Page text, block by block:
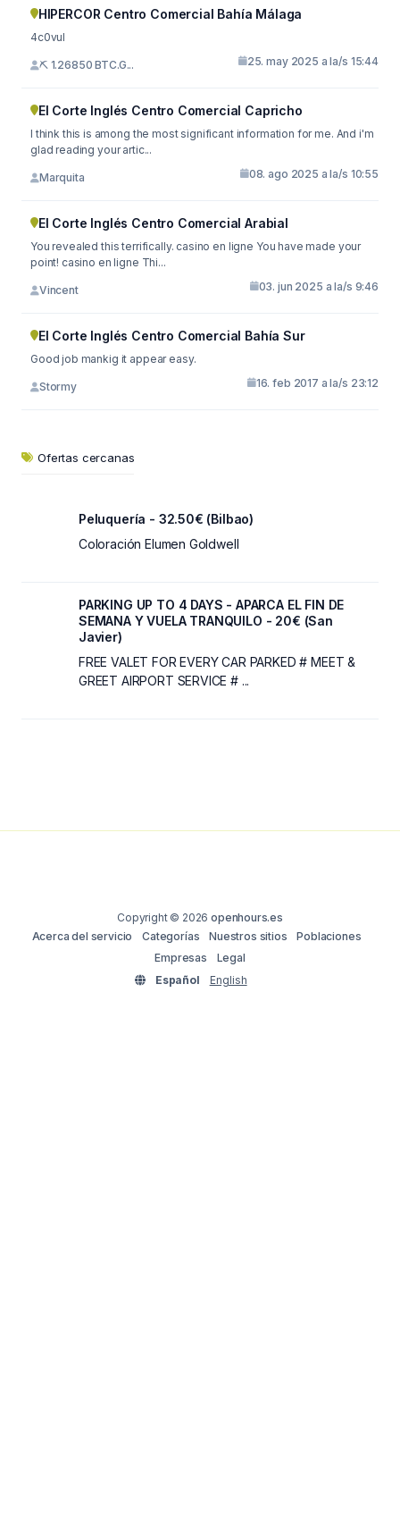
HIPERCOR Centro Comercial Bahía Málaga
4c0vul
⛏ 1.26850 BTC.G... 25. may 2025 a la/s 15:44
El Corte Inglés Centro Comercial Capricho
I think this is among the most significant information for me. And i'm
glad reading your artic...
Marquita 08. ago 2025 a la/s 10:55
El Corte Inglés Centro Comercial Arabial
You revealed this terrifically. casino en ligne You have made your
point! casino en ligne Thi...
Vincent 03. jun 2025 a la/s 9:46
El Corte Inglés Centro Comercial Bahía Sur
Good job mankig it appear easy.
Stormy 16. feb 2017 a la/s 23:12
Ofertas cercanas
Peluquería - 32.50€ (Bilbao)
Coloración Elumen Goldwell
PARKING UP TO 4 DAYS - APARCA EL FIN DE
SEMANA Y VUELA TRANQUILO - 20€ (San
Javier)
FREE VALET FOR EVERY CAR PARKED # MEET &
GREET AIRPORT SERVICE # ...
Copyright © 2026openhours.es
Acerca del servicio
Categorías Nuestros sitios
Poblaciones
Empresas
Legal
Español
English